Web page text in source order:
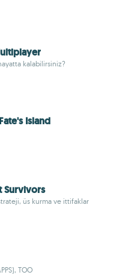
kalabilirsiniz?
Island
Survivors
üs kurma ve ittifaklar
TOO